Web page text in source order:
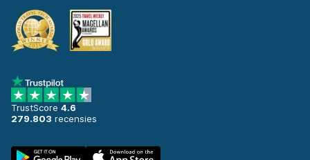
TrustScore 4.6
279.803 recensies